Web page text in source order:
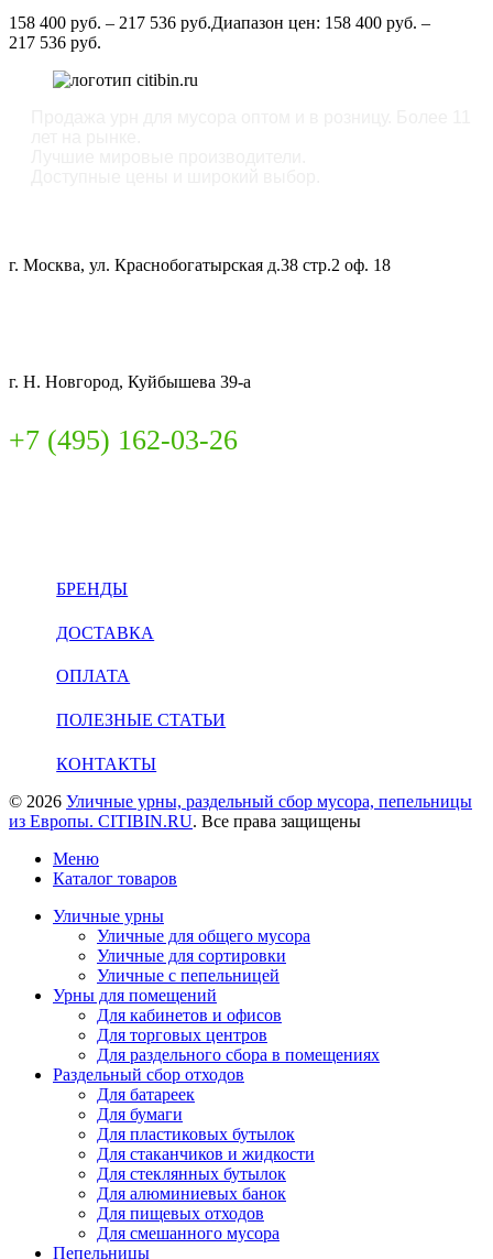
158 400 руб. – 217 536 руб.Диапазон цен: 158 400 руб. –
217 536 руб.
г. Москва, ул. Краснобогатырская д.38 стр.2 оф. 18
г. Н. Новгород, Куйбышева 39-а
+7 (495) 162-03-26
БРЕНДЫ
ДОСТАВКА
ОПЛАТА
ПОЛЕЗНЫЕ СТАТЬИ
КОНТАКТЫ
© 2026 Уличные урны, раздельный сбор мусора, пепельницы
из Европы. CITIBIN.RU. Все права защищены
Меню
Каталог товаров
Уличные урны
Уличные для общего мусора
Уличные для сортировки
Уличные с пепельницей
Урны для помещений
Для кабинетов и офисов
Для торговых центров
Для раздельного сбора в помещениях
Раздельный сбор отходов
Для батареек
Для бумаги
Для пластиковых бутылок
Для стаканчиков и жидкости
Для стеклянных бутылок
Для алюминиевых банок
Для пищевых отходов
Для смешанного мусора
Пепельницы